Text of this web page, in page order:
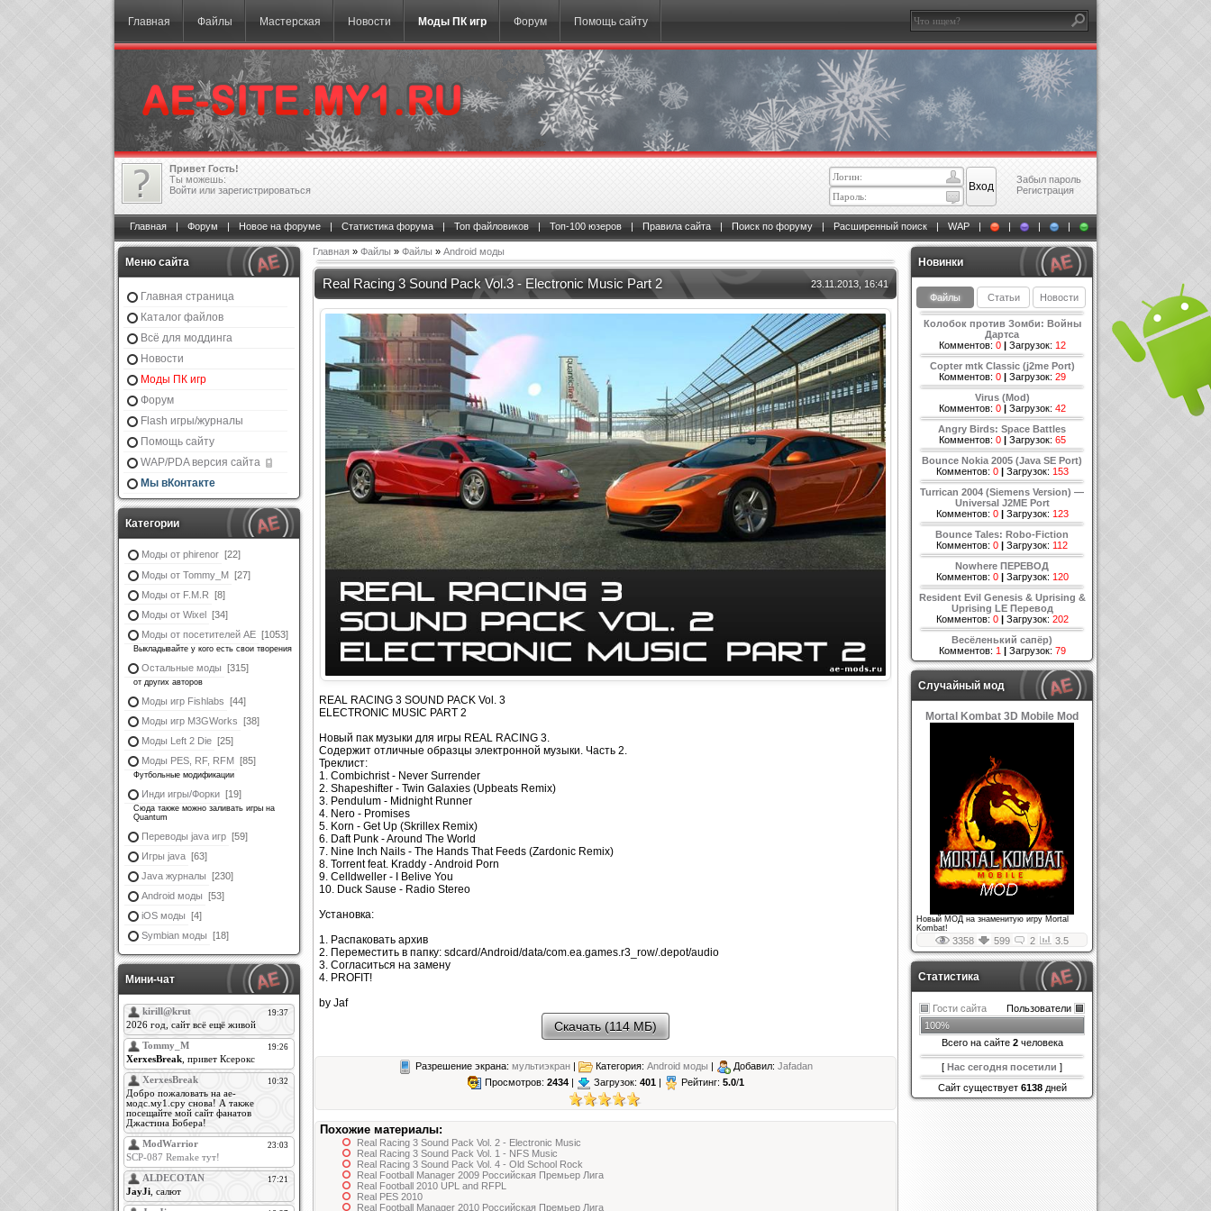
Главная Файлы Мастерская Новости Моды ПК игр Форум Помощь сайту
Привет Гость!
Ты можешь:
Войти или зарегистрироваться
Забыл пароль
Регистрация
Главная | Форум | Новое на форуме | Статистика форума | Топ файловиков | Топ-100 юзеров | Правила сайта | Поиск по форуму | Расширенный поиск | WAP | | | |
Меню сайта
Главная страница
Каталог файлов
Всё для моддинга
Новости
Моды ПК игр
Форум
Flash игры/журналы
Помощь сайту
WAP/PDA версия сайта
Мы вКонтакте
Категории
Моды от phirenor [22]
Моды от Tommy_M [27]
Моды от F.M.R [8]
Моды от Wixel [34]
Моды от посетителей АЕ [1053]
Выкладывайте у кого есть свои творения
Остальные моды [315]
от других авторов
Моды игр Fishlabs [44]
Моды игр M3GWorks [38]
Моды Left 2 Die [25]
Моды PES, RF, RFM [85]
Футбольные модификации
Инди игры/Форки [19]
Сюда также можно заливать игры на
Quantum
Переводы java игр [59]
Игры java [63]
Java журналы [230]
Android моды [53]
iOS моды [4]
Symbian моды [18]
Мини-чат
Главная » Файлы » Файлы » Android моды
23.11.2013, 16:41
Real Racing 3 Sound Pack Vol.3 - Electronic Music Part 2
REAL RACING 3 SOUND PACK Vol. 3
ELECTRONIC MUSIC PART 2
Новый пак музыки для игры REAL RACING 3.
Содержит отличные образцы электронной музыки. Часть 2.
Треклист:
1. Combichrist - Never Surrender
2. Shapeshifter - Twin Galaxies (Upbeats Remix)
3. Pendulum - Midnight Runner
4. Nero - Promises
5. Korn - Get Up (Skrillex Remix)
6. Daft Punk - Around The World
7. Nine Inch Nails - The Hands That Feeds (Zardonic Remix)
8. Torrent feat. Kraddy - Android Porn
9. Celldweller - I Belive You
10. Duck Sause - Radio Stereo
Установка:
1. Распаковать архив
2. Переместить в папку: sdcard/Android/data/com.ea.games.r3_row/.depot/audio
3. Согласиться на замену
4. PROFIT!
by Jaf
Скачать (114 МБ)
Разрешение экрана: мультиэкран | Категория: Android моды | Добавил: Jafadan
Просмотров: 2434| Загрузок: 401| Рейтинг: 5.0/1
Похожие материалы:
Real Racing 3 Sound Pack Vol. 2 - Electronic Music
Real Racing 3 Sound Pack Vol. 1 - NFS Music
Real Racing 3 Sound Pack Vol. 4 - Old School Rock
Real Football Manager 2009 Российская Премьер Лига
Real Football 2010 UPL and RFPL
Real PES 2010
Real Football Manager 2010 Российская Премьер Лига
Новинки
Файлы Статьи Новости
Колобок против Зомби: Войны
Дартса
Комментов: 0| Загрузок: 12
Copter mtk Classic (j2me Port)
Комментов: 0| Загрузок: 29
Virus (Mod)
Комментов: 0| Загрузок: 42
Angry Birds: Space Battles
Комментов: 0| Загрузок: 65
Bounce Nokia 2005 (Java SE Port)
Комментов: 0| Загрузок: 153
Turrican 2004 (Siemens Version) —
Universal J2ME Port
Комментов: 0| Загрузок: 123
Bounce Tales: Robo-Fiction
Комментов: 0 | Загрузок: 112
Nowhere ПЕРЕВОД
Комментов: 0| Загрузок: 120
Resident Evil Genesis & Uprising &
Uprising LE Перевод
Комментов: 0| Загрузок: 202
Весёленький сапёр)
Комментов: 1 | Загрузок: 79
Случайный мод
Mortal Kombat 3D Mobile Mod
Новый МОД на знаменитую игру Mortal
Kombat!
3358 599 2 3.5
Статистика
Пользователи
Гости сайта
100%
Всего на сайте 2человека
[ Нас сегодня посетили ]
Сайт существует 6138дней